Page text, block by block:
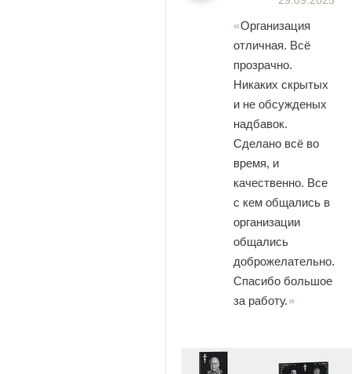
Организация
отличная. Всё
прозрачно.
Никаких скрытых
и не обсужденых
надбавок.
Сделано всё во
время, и
качественно. Все
с кем общались в
организации
общались
доброжелательно.
Спасибо большое
за работу.